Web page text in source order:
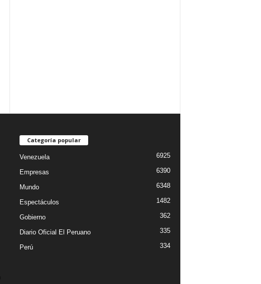
Categoría popular
Venezuela 6925
Empresas 6390
Mundo 6348
Espectáculos 1482
Gobierno 362
Diario Oficial El Peruano 335
Perú 334